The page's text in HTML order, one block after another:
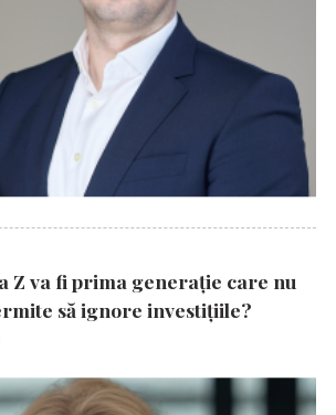
Z va fi prima generație care nu
să ignore investițiile?